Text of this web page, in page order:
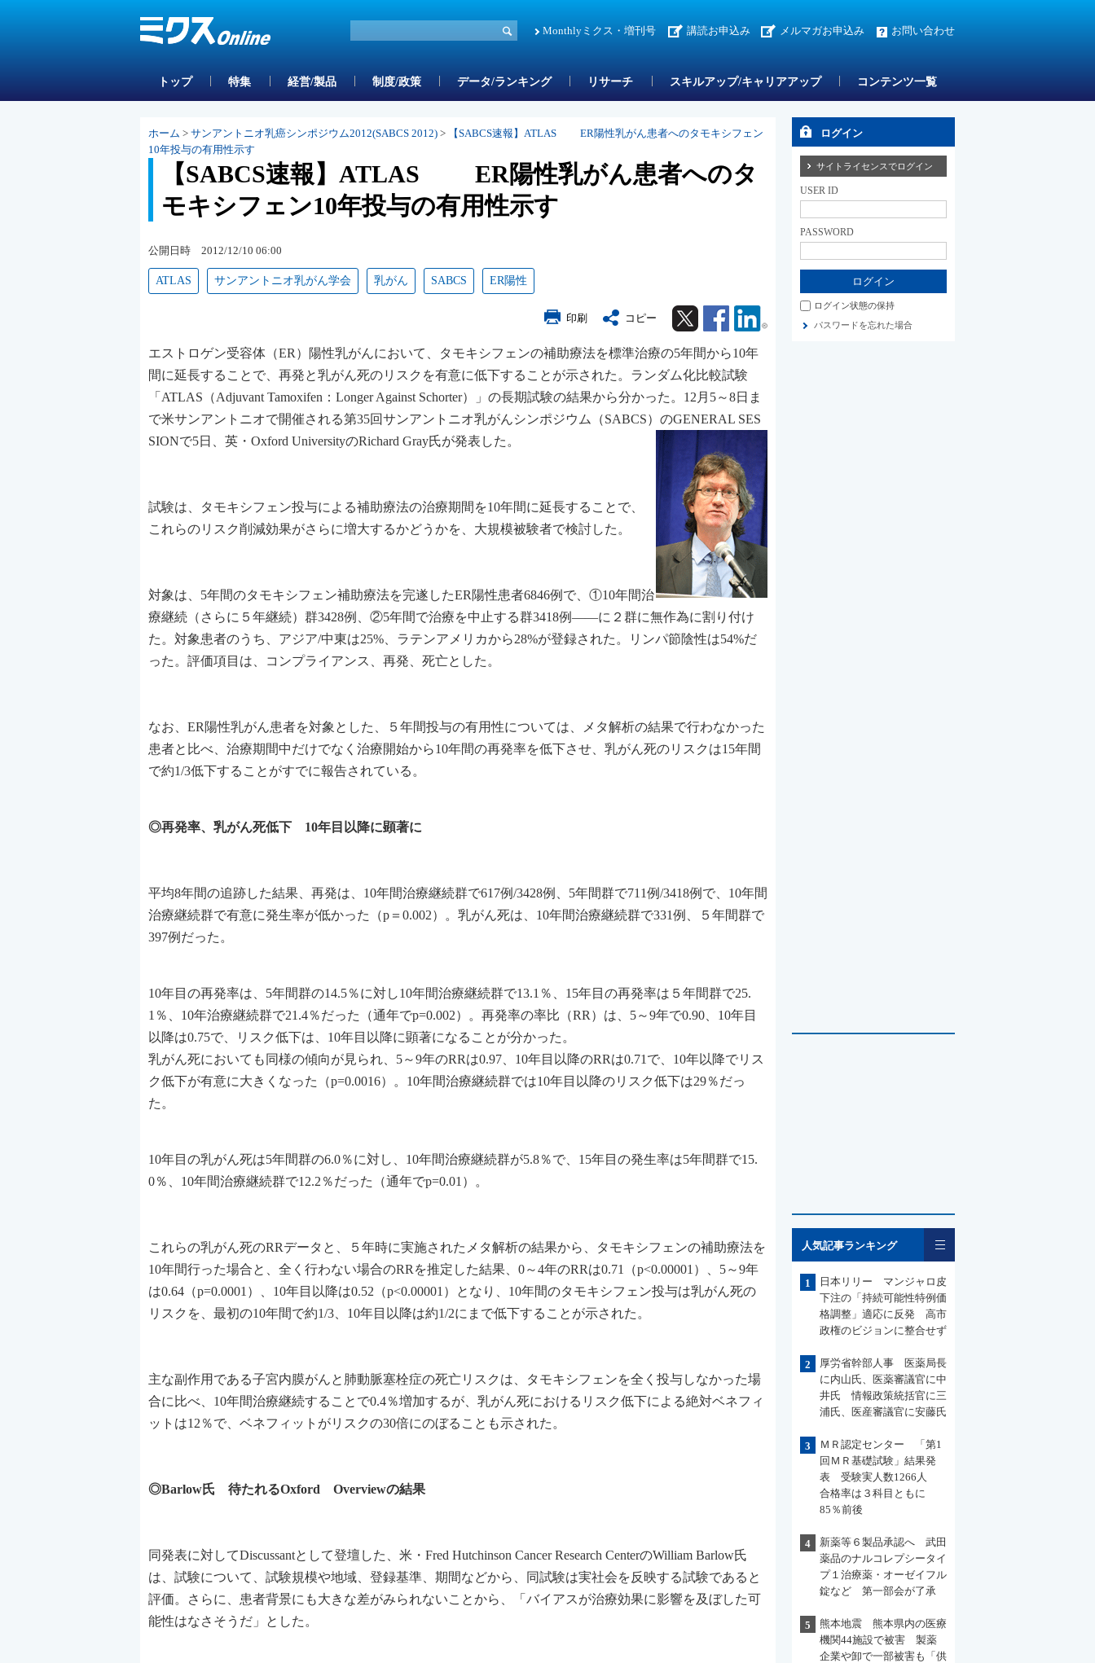
Monthlyミクス・増刊号 講読お申込み メルマガお申込み お問い合わせ
トップ 特集 経営/製品 制度/政策 データ/ランキング リサーチ スキルアップ/キャリアアップ コンテンツ一覧
ホーム > サンアントニオ乳癌シンポジウム2012(SABCS 2012) >
【SABCS速報】ATLAS ER陽性乳がん患者へのタモキシフェン
10年投与の有用性示す
【SABCS速報】ATLAS ER陽性乳がん患者へのタ
モキシフェン10年投与の有用性示す
公開日時 2012/12/10 06:00
ATLAS サンアントニオ乳がん学会 乳がん SABCS ER陽性
印刷 コピー Twitter Facebook Linkedin
エストロゲン受容体（ER）陽性乳がんにおいて、タモキシフェンの補助療法を標準治療の5年間から10年
間に延長することで、再発と乳がん死のリスクを有意に低下することが示された。ランダム化比較試験
「ATLAS（Adjuvant Tamoxifen：Longer Against Schorter）」の長期試験の結果から分かった。12月5～8日ま
で米サンアントニオで開催される第35回サンアントニオ乳がんシンポジウム（SABCS）のGENERAL SES
SIONで5日、英・Oxford UniversityのRichard Gray氏が発表した。
試験は、タモキシフェン投与による補助療法の治療期間を10年間に延長することで、
これらのリスク削減効果がさらに増大するかどうかを、大規模被験者で検討した。
対象は、5年間のタモキシフェン補助療法を完遂したER陽性患者6846例で、①10年間治
療継続（さらに５年継続）群3428例、②5年間で治療を中止する群3418例――に２群に無作為に割り付け
た。対象患者のうち、アジア/中東は25%、ラテンアメリカから28%が登録された。リンパ節陰性は54%だ
った。評価項目は、コンプライアンス、再発、死亡とした。
なお、ER陽性乳がん患者を対象とした、５年間投与の有用性については、メタ解析の結果で行わなかった
患者と比べ、治療期間中だけでなく治療開始から10年間の再発率を低下させ、乳がん死のリスクは15年間
で約1/3低下することがすでに報告されている。
◎再発率、乳がん死低下 10年目以降に顕著に
平均8年間の追跡した結果、再発は、10年間治療継続群で617例/3428例、5年間群で711例/3418例で、10年間
治療継続群で有意に発生率が低かった（p＝0.002）。乳がん死は、10年間治療継続群で331例、５年間群で
397例だった。
10年目の再発率は、5年間群の14.5％に対し10年間治療継続群で13.1％、15年目の再発率は５年間群で25.
1％、10年治療継続群で21.4％だった（通年でp=0.002）。再発率の率比（RR）は、5～9年で0.90、10年目
以降は0.75で、リスク低下は、10年目以降に顕著になることが分かった。
乳がん死においても同様の傾向が見られ、5～9年のRRは0.97、10年目以降のRRは0.71で、10年以降でリス
ク低下が有意に大きくなった（p=0.0016）。10年間治療継続群では10年目以降のリスク低下は29％だっ
た。
10年目の乳がん死は5年間群の6.0％に対し、10年間治療継続群が5.8％で、15年目の発生率は5年間群で15.
0％、10年間治療継続群で12.2％だった（通年でp=0.01）。
これらの乳がん死のRRデータと、５年時に実施されたメタ解析の結果から、タモキシフェンの補助療法を
10年間行った場合と、全く行わない場合のRRを推定した結果、0～4年のRRは0.71（p<0.00001）、5～9年
は0.64（p=0.0001）、10年目以降は0.52（p<0.00001）となり、10年間のタモキシフェン投与は乳がん死の
リスクを、最初の10年間で約1/3、10年目以降は約1/2にまで低下することが示された。
主な副作用である子宮内膜がんと肺動脈塞栓症の死亡リスクは、タモキシフェンを全く投与しなかった場
合に比べ、10年間治療継続することで0.4％増加するが、乳がん死におけるリスク低下による絶対ベネフィ
ットは12％で、ベネフィットがリスクの30倍にのぼることも示された。
◎Barlow氏 待たれるOxford Overviewの結果
同発表に対してDiscussantとして登壇した、米・Fred Hutchinson Cancer Research CenterのWilliam Barlow氏
は、試験について、試験規模や地域、登録基準、期間などから、同試験は実社会を反映する試験であると
評価。さらに、患者背景にも大きな差がみられないことから、「バイアスが治療効果に影響を及ぼした可
能性はなさそうだ」とした。
ログイン
サイトライセンスでログイン
USER ID
PASSWORD
ログイン状態の保持
パスワードを忘れた場合
人気記事ランキング
1
日本リリー マンジャロ皮
下注の「持続可能性特例価
格調整」適応に反発 高市
政権のビジョンに整合せず
2
厚労省幹部人事 医薬局長
に内山氏、医薬審議官に中
井氏 情報政策統括官に三
浦氏、医産審議官に安藤氏
3
ＭＲ認定センター 「第1
回ＭＲ基礎試験」結果発
表 受験実人数1266人
合格率は３科目ともに
85％前後
4
新薬等６製品承認へ 武田
薬品のナルコレプシータイ
プ１治療薬・オーゼイフル
錠など 第一部会が了承
5
熊本地震 熊本県内の医療
機関44施設で被害 製薬
企業や卸で一部被害も「供